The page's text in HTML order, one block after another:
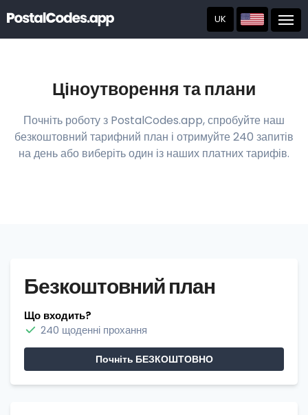
UK
Ціноутворення та плани
Почніть роботу з PostalCodes.app, спробуйте наш
безкоштовний тарифний план і отримуйте 240 запитів
на день або виберіть один із наших платних тарифів.
Безкоштовний план
Що входить?
240 щоденні прохання
Почніть БЕЗКОШТОВНО